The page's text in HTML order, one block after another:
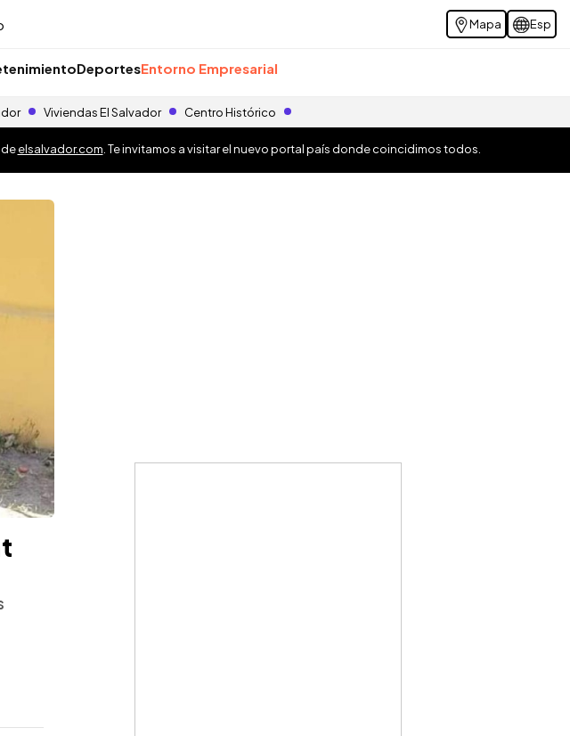
Mapa Esp
DeportesEntorno Empresarial
Viviendas El Salvador Centro Histórico
deelsalvador.com . Te invitamos a visitar el nuevo portal país donde coincidimos todos.